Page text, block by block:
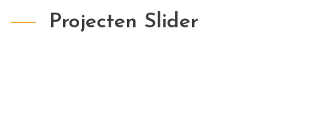
Projecten Slider